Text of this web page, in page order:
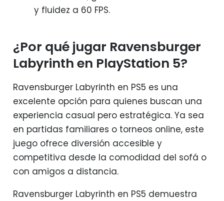
y fluidez a 60 FPS.
¿Por qué jugar Ravensburger
Labyrinth en PlayStation 5?
Ravensburger Labyrinth en PS5 es una
excelente opción para quienes buscan una
experiencia casual pero estratégica. Ya sea
en partidas familiares o torneos online, este
juego ofrece diversión accesible y
competitiva desde la comodidad del sofá o
con amigos a distancia.
Ravensburger Labyrinth en PS5 demuestra